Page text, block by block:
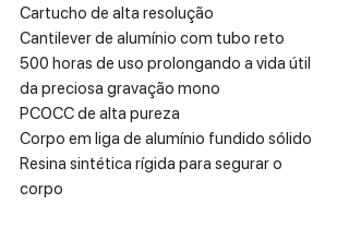
Cartucho de alta resolução
Cantilever de alumínio com tubo reto
500 horas de uso prolongando a vida útil
da preciosa gravação mono
PCOCC de alta pureza
Corpo em liga de alumínio fundido sólido
Resina sintética rígida para segurar o
corpo